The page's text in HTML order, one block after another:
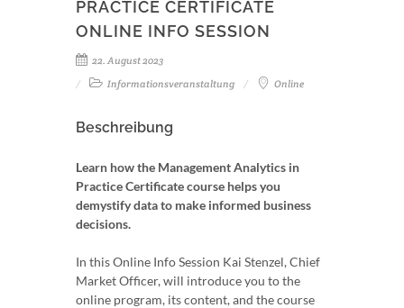
PRACTICE CERTIFICATE
ONLINE INFO SESSION
22. August 2023
Informationsveranstaltung
Online
Beschreibung
Learn how the Management Analytics in
Practice Certificate course helps you
demystify data to make informed business
decisions.
In this Online Info Session Kai Stenzel, Chief
Market Officer, will introduce you to the
online program, its content, and the course